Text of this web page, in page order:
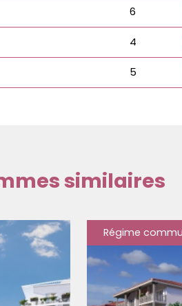
6
4
5
similaires
Régime